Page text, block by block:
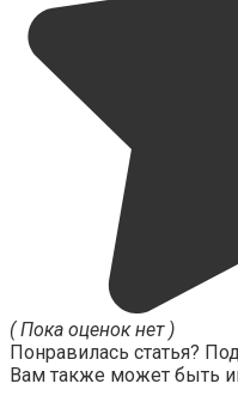
( Пока оценок нет )
Понравилась статья?
Вам также может быть